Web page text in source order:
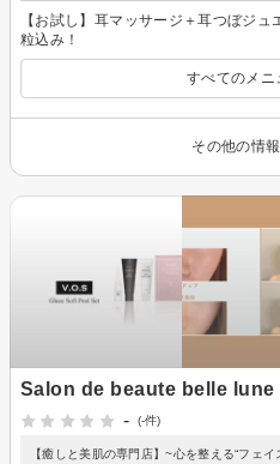
【お試し】耳マッサージ＋耳つぼジ
粒込み！
すべてのメニ
その他の情
Salon de beaute belle lune
-
(-件)
【癒しと美肌の専門店】~心を整える“フェ